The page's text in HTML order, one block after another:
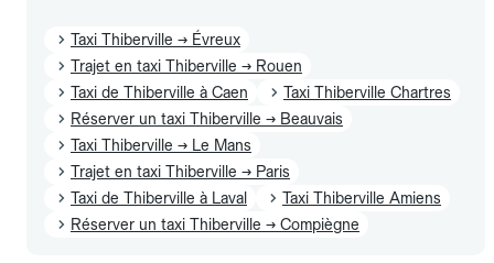
Taxi Thiberville → Évreux
Trajet en taxi Thiberville → Rouen
Taxi de Thiberville à Caen
Taxi Thiberville Chartres
Réserver un taxi Thiberville → Beauvais
Taxi Thiberville → Le Mans
Trajet en taxi Thiberville → Paris
Taxi de Thiberville à Laval
Taxi Thiberville Amiens
Réserver un taxi Thiberville → Compiègne